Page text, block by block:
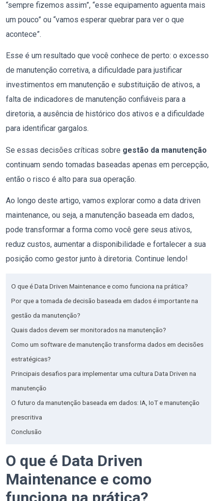
“sempre fizemos assim”, “esse equipamento aguenta mais
um pouco” ou “vamos esperar quebrar para ver o que
acontece”.
Esse é um resultado que você conhece de perto: o excesso
de manutenção corretiva, a dificuldade para justificar
investimentos em manutenção e substituição de ativos, a
falta de indicadores de manutenção confiáveis para a
diretoria, a ausência de histórico dos ativos e a dificuldade
para identificar gargalos.
Se essas decisões críticas sobre gestão da manutenção
continuam sendo tomadas baseadas apenas em percepção,
então o risco é alto para sua operação.
Ao longo deste artigo, vamos explorar como a data driven
maintenance, ou seja, a manutenção baseada em dados,
pode transformar a forma como você gere seus ativos,
reduz custos, aumentar a disponibilidade e fortalecer a sua
posição como gestor junto à diretoria. Continue lendo!
O que é Data Driven Maintenance e como funciona na prática?
Por que a tomada de decisão baseada em dados é importante na
gestão da manutenção?
Quais dados devem ser monitorados na manutenção?
Como um software de manutenção transforma dados em decisões
estratégicas?
Principais desafios para implementar uma cultura Data Driven na
manutenção
O futuro da manutenção baseada em dados: IA, IoT e manutenção
prescritiva
Conclusão
O que é Data Driven
Maintenance e como